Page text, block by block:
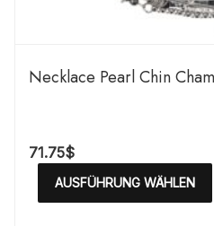
Necklace Pearl Chin
71.75$
AUSFÜHRUNG WÄHLEN